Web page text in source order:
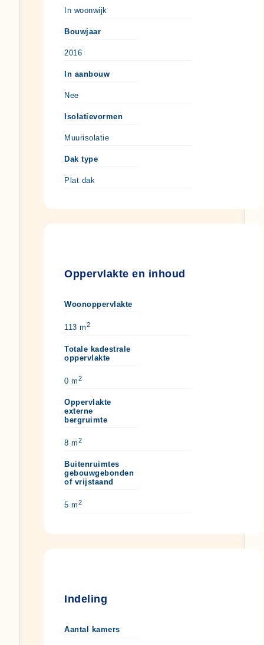
In woonwijk
Bouwjaar
2016
In aanbouw
Nee
Isolatievormen
Muurisolatie
Dak type
Plat dak
Oppervlakte en inhoud
Woonoppervlakte
113 m2
Totale kadestrale
oppervlakte
0 m2
Oppervlakte
externe
bergruimte
8 m2
Buitenruimtes
gebouwgebonden
of vrijstaand
5 m2
Indeling
Aantal kamers